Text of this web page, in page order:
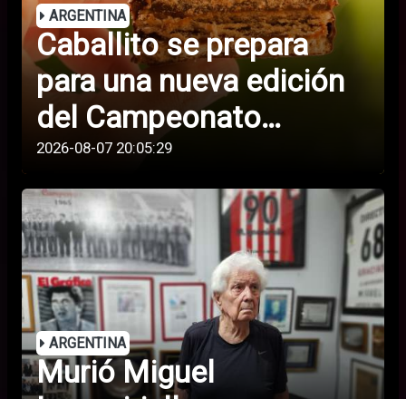
ARGENTINA
Caballito se prepara
para una nueva edición
del Campeonato
Argentino del Alfajor
2026-08-07 20:05:29
ARGENTINA
Murió Miguel